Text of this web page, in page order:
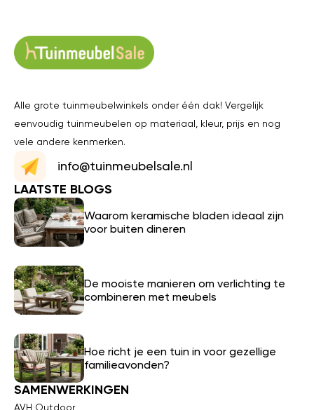
Alle grote tuinmeubelwinkels onder één dak! Vergelijk
eenvoudig tuinmeubelen op materiaal, kleur, prijs en nog
vele andere kenmerken.
info@tuinmeubelsale.nl
LAATSTE BLOGS
Waarom keramische bladen ideaal zijn
voor buiten dineren
De mooiste manieren om verlichting te
combineren met meubels
Hoe richt je een tuin in voor gezellige
familieavonden?
SAMENWERKINGEN
AVH Outdoor